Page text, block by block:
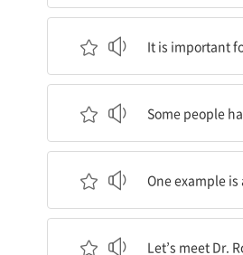
It is important
Some people
One example
Let’s meet Dr.